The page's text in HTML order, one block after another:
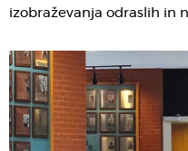
izobraževanja odraslih in